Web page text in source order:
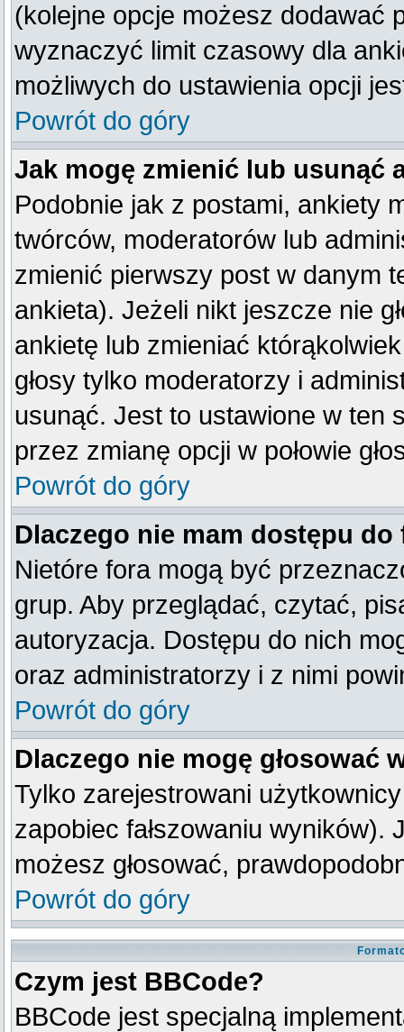
(kolejne opcje możesz dodawać
wyznaczyć limit czasowy dla
możliwych do ustawienia opcji
Powrót do góry
Jak mogę zmienić lub usunąć
Podobnie jak z postami, ankiety
twórców, moderatorów lub
zmienić pierwszy post w danym
ankieta). Jeżeli nikt jeszcze nie
ankietę lub zmieniać
głosy tylko moderatorzy i
usunąć. Jest to ustawione w ten
przez zmianę opcji w połowie
Powrót do góry
Dlaczego nie mam dostępu do
Nietóre fora mogą być
grup. Aby przeglądać, czytać,
autoryzacja. Dostępu do nich
oraz administratorzy i z nimi
Powrót do góry
Dlaczego nie mogę głosować
Tylko zarejestrowani
zapobiec fałszowaniu wyników).
możesz głosować,
Powrót do góry
Czym jest BBCode?
BBCode jest specjalną